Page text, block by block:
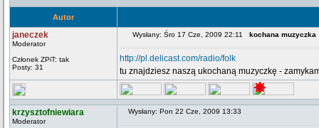
Autor
janeczek
Moderator
Członek ZPiT: tak
Posty: 31
Wysłany: Śro 17 Cze, 2009 22:11 kochana muzyczka
http://pl.delicast.com/radio/folk
tu znajdziesz naszą ukochaną muzyczkę -
krzysztofniewiara
Moderator
Wysłany: Pon 22 Cze, 2009 13:33